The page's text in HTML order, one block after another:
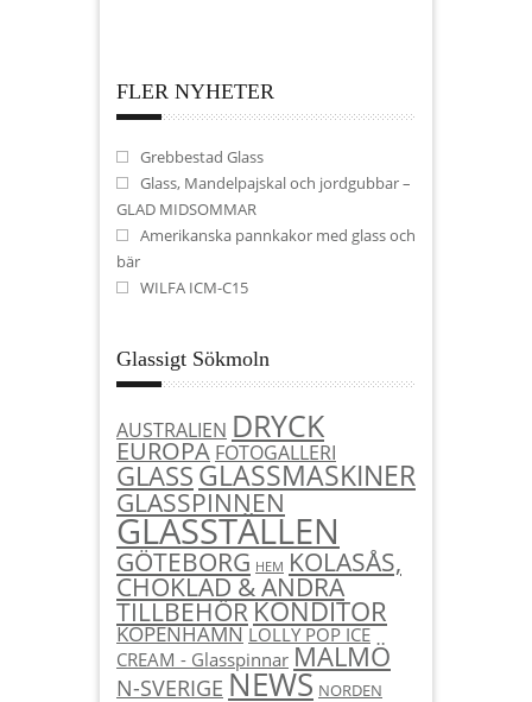
FLER NYHETER
Grebbestad Glass
Glass, Mandelpajskal och jordgubbar –
GLAD MIDSOMMAR
Amerikanska pannkakor med glass och
bär
WILFA ICM-C15
Glassigt Sökmoln
AUSTRALIEN DRYCK
EUROPA FOTOGALLERI
GLASSGLASSMASKINER
GLASSPINNEN
GLASSTÄLLEN
GÖTEBORG HEM KOLASÅS,
CHOKLAD & ANDRA
TILLBEHÖRKONDITOR
KÖPENHAMN LOLLY POP ICE
CREAM - Glasspinnar MALMÖ
N-SVERIGE NEWS NORDEN